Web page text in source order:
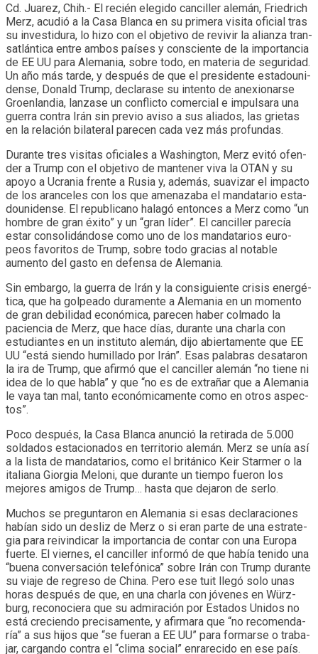
Cd. Juarez, Chih.- El recién ele­gido can­ci­ller ale­mán, Frie­drich
Merz, acu­dió a la Casa Blanca en su pri­mera visita ofi­cial tras
su inves­ti­dura, lo hizo con el obje­tivo de revi­vir la alianza tran­
sat­lán­tica entre ambos paí­ses y cons­ciente de la impor­tan­cia
de EE UU para Ale­ma­nia, sobre todo, en mate­ria de segu­ri­dad.
Un año más tarde, y des­pués de que el pre­si­dente esta­dou­ni­
dense, Donald Trump, decla­rase su intento de ane­xio­narse
Groen­lan­dia, lan­zase un con­flicto comer­cial e impul­sara una
gue­rra con­tra Irán sin pre­vio aviso a sus alia­dos, las grie­tas
en la rela­ción bila­te­ral pare­cen cada vez más pro­fun­das.
Durante tres visi­tas ofi­cia­les a Was­hing­ton, Merz evitó ofen­
der a Trump con el obje­tivo de man­te­ner viva la OTAN y su
apoyo a Ucra­nia frente a Rusia y, ade­más, sua­vi­zar el impacto
de los aran­ce­les con los que ame­na­zaba el man­da­ta­rio esta­
dou­ni­dense. El repu­bli­cano halagó enton­ces a Merz como “un
hom­bre de gran éxito” y un “gran líder”. El can­ci­ller pare­cía
estar con­so­li­dán­dose como uno de los man­da­ta­rios euro­
peos favo­ri­tos de Trump, sobre todo gra­cias al nota­ble
aumento del gasto en defensa de Ale­ma­nia.
Sin embargo, la gue­rra de Irán y la con­si­guiente cri­sis ener­gé­
tica, que ha gol­peado dura­mente a Ale­ma­nia en un momento
de gran debi­li­dad eco­nó­mica, pare­cen haber col­mado la
pacien­cia de Merz, que hace días, durante una charla con
estu­dian­tes en un ins­ti­tuto ale­mán, dijo abier­ta­mente que EE
UU “está siendo humi­llado por Irán”. Esas pala­bras desa­ta­ron
la ira de Trump, que afirmó que el can­ci­ller ale­mán “no tiene ni
idea de lo que habla” y que “no es de extra­ñar que a Ale­ma­nia
le vaya tan mal, tanto eco­nó­mi­ca­mente como en otros aspec­
tos”.
Poco des­pués, la Casa Blanca anun­ció la reti­rada de 5.000
sol­da­dos esta­cio­na­dos en terri­to­rio ale­mán. Merz se unía así
a la lista de man­da­ta­rios, como el bri­tá­nico Keir Star­mer o la
ita­liana Gior­gia Meloni, que durante un tiempo fue­ron los
mejo­res ami­gos de Trump… hasta que deja­ron de serlo.
Muchos se pre­gun­ta­ron en Ale­ma­nia si esas decla­ra­cio­nes
habían sido un des­liz de Merz o si eran parte de una estra­te­
gia para rei­vin­di­car la impor­tan­cia de con­tar con una Europa
fuerte. El vier­nes, el can­ci­ller informó de que había tenido una
“buena con­ver­sa­ción tele­fó­nica” sobre Irán con Trump durante
su viaje de regreso de China. Pero ese tuit llegó solo unas
horas des­pués de que, en una charla con jóve­nes en Würz­
burg, reco­no­ciera que su admi­ra­ción por Esta­dos Uni­dos no
está cre­ciendo pre­ci­sa­mente, y afir­mara que “no reco­men­da­
ría” a sus hijos que “se fue­ran a EE UU” para for­marse o tra­ba­
jar, car­gando con­tra el “clima social” enra­re­cido en ese país.